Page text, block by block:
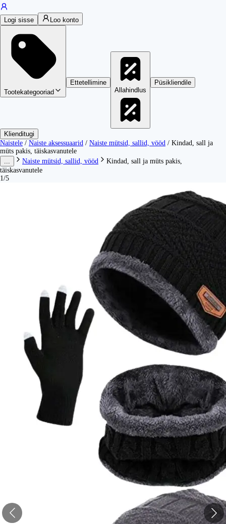
Logi sisse Loo konto
Tootekategooriad
Ettetellimine
Allahindlus
Püsikliendile
Klienditugi
Naistele / Naiste aksessuaarid / Naiste mütsid, sallid, vööd / Kindad, sall ja
müts pakis, täiskasvanutele
Naiste mütsid, sallid, vööd
Kindad, sall ja müts pakis,
täiskasvanutele
1/5